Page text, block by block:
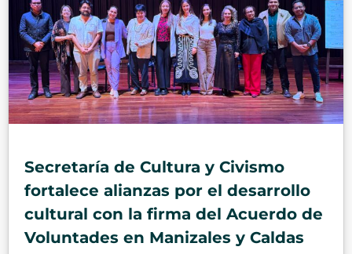
Secretaría de Cultura y Civismo
fortalece alianzas por el desarrollo
cultural con la firma del Acuerdo de
Voluntades en Manizales y Caldas